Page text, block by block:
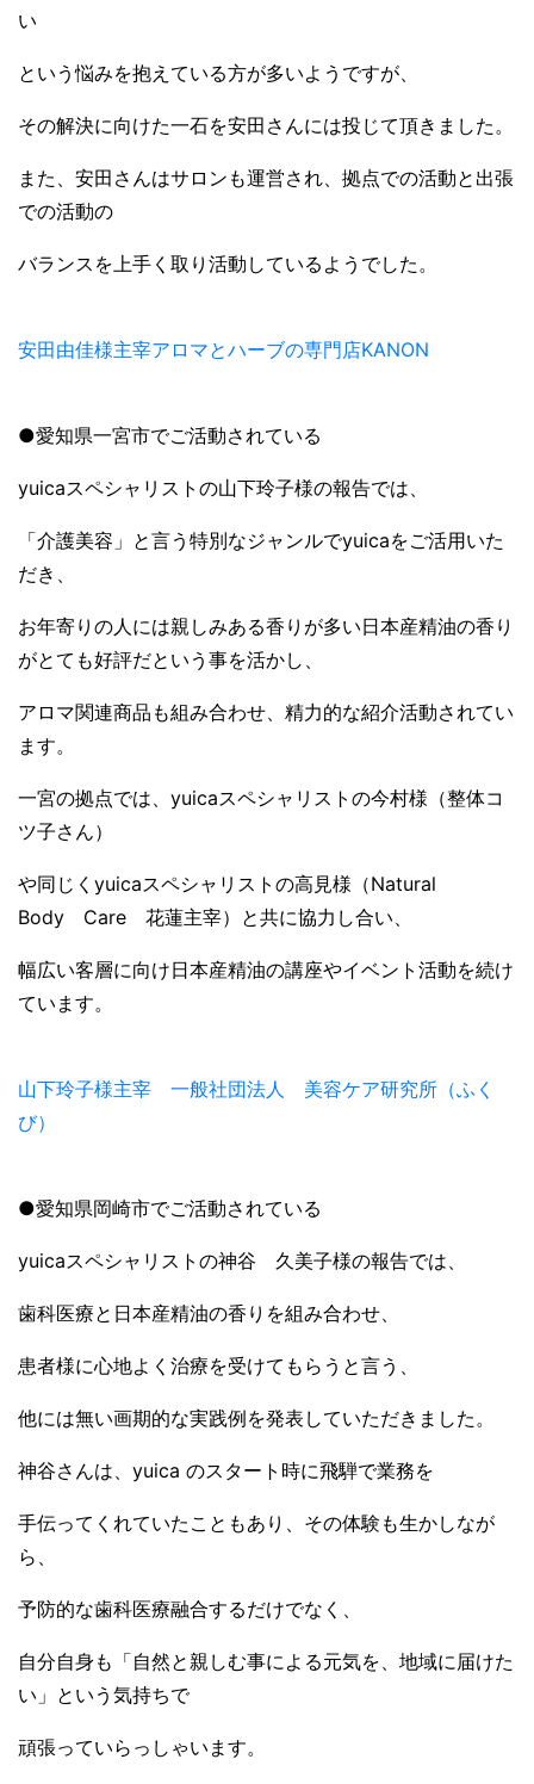
い
という悩みを抱えている方が多いようですが、
その解決に向けた一石を安田さんには投じて頂きました。
また、安田さんはサロンも運営され、拠点での活動と出張
での活動の
バランスを上手く取り活動しているようでした。
安田由佳様主宰アロマとハーブの専門店KANON
●愛知県一宮市でご活動されている
yuicaスペシャリストの山下玲子様の報告では、
「介護美容」と言う特別なジャンルでyuicaをご活用いた
だき、
お年寄りの人には親しみある香りが多い日本産精油の香り
がとても好評だという事を活かし、
アロマ関連商品も組み合わせ、精力的な紹介活動されてい
ます。
一宮の拠点では、yuicaスペシャリストの今村様（整体コ
ツ子さん）
や同じくyuicaスペシャリストの高見様（Natural
Body Care 花蓮主宰）と共に協力し合い、
幅広い客層に向け日本産精油の講座やイベント活動を続け
ています。
山下玲子様主宰 一般社団法人 美容ケア研究所（ふく
び）
●愛知県岡崎市でご活動されている
yuicaスペシャリストの神谷 久美子様の報告では、
歯科医療と日本産精油の香りを組み合わせ、
患者様に心地よく治療を受けてもらうと言う、
他には無い画期的な実践例を発表していただきました。
神谷さんは、yuica のスタート時に飛騨で業務を
手伝ってくれていたこともあり、その体験も生かしなが
ら、
予防的な歯科医療融合するだけでなく、
自分自身も「自然と親しむ事による元気を、地域に届けた
い」という気持ちで
頑張っていらっしゃいます。